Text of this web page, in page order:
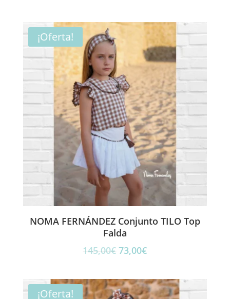
original
144,00€.
actual
es:
72,00€.
¡Oferta!
NOMA FERNÁNDEZ Conjunto TILO Top
Falda
145,00€El
original
era:
73,00€El
actual
es:
¡Oferta!